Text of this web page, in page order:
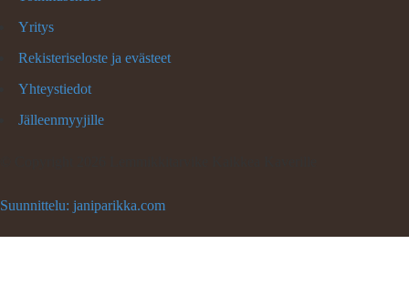
Yritys
Rekisteriseloste ja evästeet
Yhteystiedot
Jälleenmyyjille
Suunnittelu: janiparikka.com